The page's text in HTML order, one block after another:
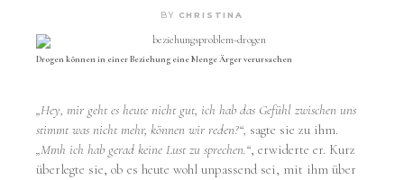
BY CHRISTINA
Drogen können in einer Beziehung eine Menge Ärger verursachen
„Hey, mir geht es heute nicht gut, ich hab das Gefühl zwischen uns
stimmt was nicht mehr, können wir reden?“, sagte sie zu ihm.
„Mmh ich hab gerad keine Lust zu sprechen.“, erwiderte er. Kurz
überlegte sie, ob es heute wohl unpassend sei, mit ihm über